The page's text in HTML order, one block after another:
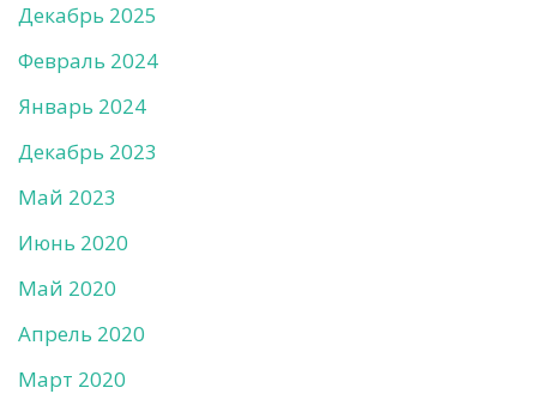
Декабрь 2025
Февраль 2024
Январь 2024
Декабрь 2023
Май 2023
Июнь 2020
Май 2020
Апрель 2020
Март 2020